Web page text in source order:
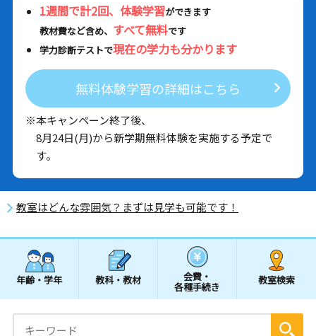
1週間で計2回、体験学習ができます
教材費など含め、 すべて無料です
学力診断テストで現在の学力も分かります
無料体験学習の詳細はこちら
※本キャンペーン終了後、
8月24日(月)から新学期無料体験を実施する予定で
す。
教室はどんな雰囲気？まずは見学も可能です！
年齢・学年 教科・教材 会費・
各種手続き
教室検索